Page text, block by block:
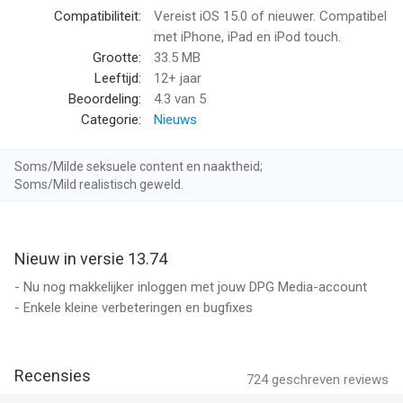
- Dordrecht
- Hoeksche Waard
- Rivierenland
- Utrecht
- Voorne-Putten
- Zoetermeer
Volg het AD op Social Media
Blijf 24/7 op de hoogte door ad.nl te volgen op Facebook,
Instagram: https://www.instagram.com/ad_nl/
Compatibiliteit:
Vereist iOS 15.0 of nieuwer. Compatibel
met iPhone, iPad en iPod touch.
Grootte:
33.5 MB
Leeftijd:
12+ jaar
Beoordeling:
4.3 van 5
Categorie:
Nieuws
Soms/Milde seksuele content en naaktheid;
Soms/Mild realistisch geweld.
Nieuw in versie 13.74
- Nu nog makkelijker inloggen met jouw DPG Media-account
- Enkele kleine verbeteringen en bugfixes
724geschreven reviews
Recensies